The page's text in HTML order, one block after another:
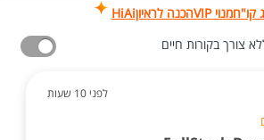
קו"חמנוי VIP הכנה לראיוןHiAi
צורך בקורות חיים
לפני 10 שעות